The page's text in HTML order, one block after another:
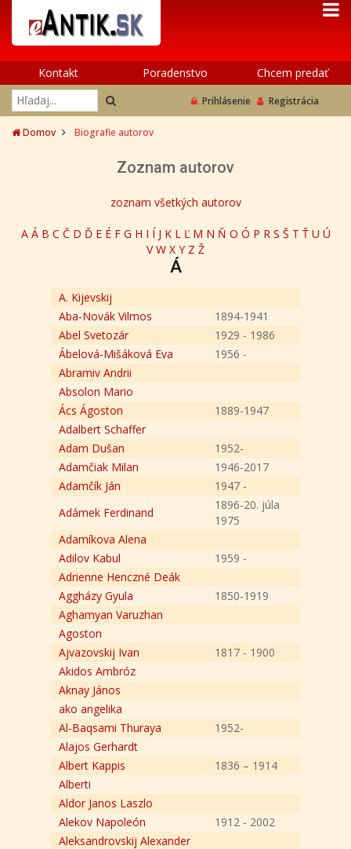
Kontakt Poradenstvo Chcem predať
Prihlásenie Registrácia
Domov Biografie autorov
Zoznam autorov
zoznam všetkých autorov
A Á B C Č D Ď E É F G H I Í J K L Ľ M N Ň O Ó P R S Š T Ť U Ú
V W X Y Z Ž
Á
A. Kijevskij
Aba-Novák Vilmos
1894-1941
Abel Svetozár
1929 - 1986
Ábelová-Mišáková Eva
1956 -
Abramiv Andrii
Absolon Mario
Ács Ágoston
1889-1947
Adalbert Schaffer
Adam Dušan
1952-
Adamčiak Milan
1946-2017
Adamčík Ján
1947 -
Adámek Ferdinand
1896-20. júla
1975
Adamíkova Alena
Adilov Kabul
1959 -
Adrienne Henczné Deák
Aggházy Gyula
1850-1919
Aghamyan Varuzhan
Agoston
Ajvazovskij Ivan
1817 - 1900
Akidos Ambróz
Aknay János
ako angelika
Al-Baqsami Thuraya
1952-
Alajos Gerhardt
Albert Kappis
1836 – 1914
Alberti
Aldor Janos Laszlo
Alekov Napoleón
1912 - 2002
Aleksandrovskij Alexander